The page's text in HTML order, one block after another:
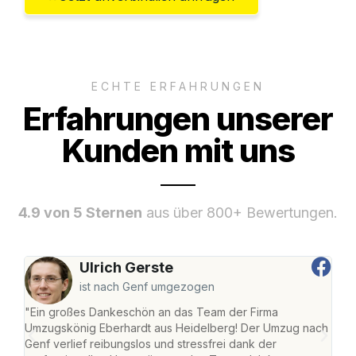
ECHTE ERFAHRUNGEN
Erfahrungen unserer
Kunden mit uns
4.9 von 5 Sternen aus über 800+ Bewertungen.
Ulrich Gerste
ist nach Genf umgezogen
"Ein großes Dankeschön an das Team der Firma
Umzugskönig Eberhardt aus Heidelberg! Der Umzug nach
Genf verlief reibungslos und stressfrei dank der